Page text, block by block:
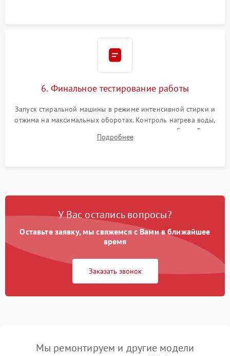
6. Финальное тестирование работы
Запуск стиральной машины в режиме интенсивной стирки и
отжима на максимальных оборотах. Контроль нагрева воды,
корректности слива, отсутствия излишних вибраций,
посторонних стуков и протечек под корпусом.
Подробнее
У Вас остались вопросы?
Оставьте заявку, мы свяжемся с Вами в ближайшее
время
Заказать звонок
Мы ремонтируем и другие модели